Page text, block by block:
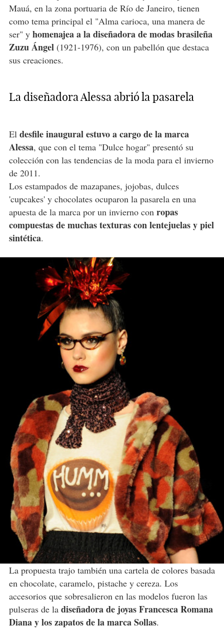
Mauá, en la zona portuaria de Río de Janeiro, tienen
como tema principal el "Alma carioca, una manera de
ser" y homenajea a la diseñadora de modas brasileña
Zuzu Ángel(1921-1976), con un pabellón que destaca
sus creaciones.
La diseñadora Alessa abrió la pasarela
El desfile inaugural estuvo a cargo de la marca
Alessa, que con el tema "Dulce hogar" presentó su
colección con las tendencias de la moda para el invierno
de 2011.
Los estampados de mazapanes, jojobas, dulces
'cupcakes' y chocolates ocuparon la pasarela en una
apuesta de la marca por un invierno con ropas
compuestas de muchas texturas con lentejuelas y piel
sintética.
La propuesta trajo también una cartela de colores basada
en chocolate, caramelo, pistache y cereza. Los
accesorios que sobresalieron en las modelos fueron las
pulseras de la diseñadora de joyas Francesca Romana
Diana y los zapatos de la marca Sollas.